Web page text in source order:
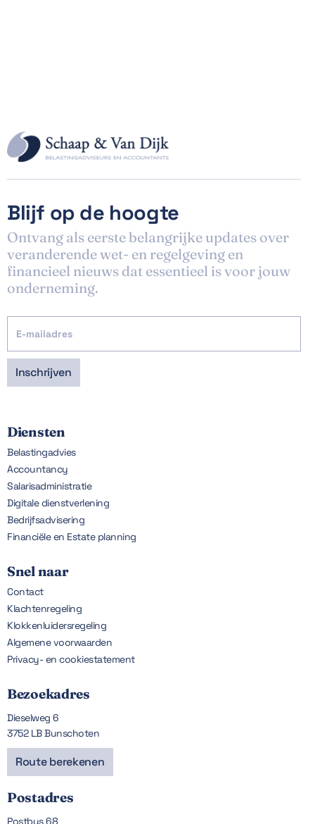
Blijf op de hoogte
Ontvang als eerste belangrijke updates over
veranderende wet- en regelgeving en
financieel nieuws dat essentieel is voor jouw
onderneming.
Diensten
Belastingadvies
Accountancy
Salarisadministratie
Digitale dienstverlening
Bedrijfsadvisering
Financiële en Estate planning
Snel naar
Contact
Klachtenregeling
Klokkenluidersregeling
Algemene voorwaarden
Privacy- en cookiestatement
Bezoekadres
Dieselweg 6
3752 LB Bunschoten
Route berekenen
Postadres
Postbus 68